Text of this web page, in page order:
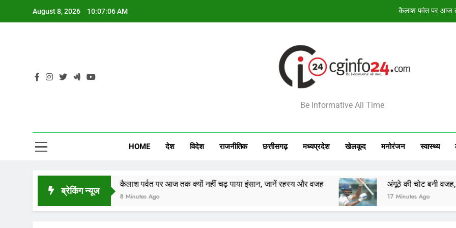
August 8, 2026 10:07:07 AM अंगूठे की चोट बनी
Be Informative All Time
HOME देश विदेश राजनीतिक छत्तीसगढ़ मध्‍यप्रदेश खेलकूद मनोरंजन स्‍वास्‍थ्‍य
ब्रेकिंग न्यूज
कैलाश पर्वत पर आज तक क्यों नहीं चढ़ पाया इंसान, जानें रहस्य और वजह
8 Minutes Ago
अंगूठे की चोट बनी वजह, श्रीलंका के
17 Minutes Ago